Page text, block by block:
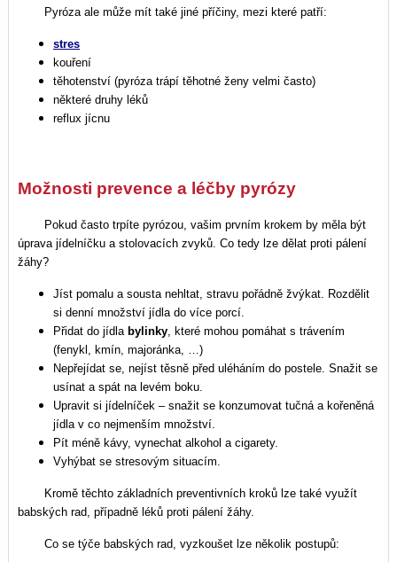
Pyróza ale může mít také jiné příčiny, mezi které patří:
stres
kouření
těhotenství (pyróza trápí těhotné ženy velmi často)
některé druhy léků
reflux jícnu
Možnosti prevence a léčby pyrózy
Pokud často trpíte pyrózou, vašim prvním krokem by měla být
úprava jídelníčku a stolovacích zvyků. Co tedy lze dělat proti pálení
žáhy?
Jíst pomalu a sousta nehltat, stravu pořádně žvýkat. Rozdělit
si denní množství jídla do více porcí.
Přidat do jídla bylinky , které mohou pomáhat s trávením
(fenykl, kmín, majoránka, …)
Nepřejídat se, nejíst těsně před uléháním do postele. Snažit se
usínat a spát na levém boku.
Upravit si jídelníček – snažit se konzumovat tučná a kořeněná
jídla v co nejmenším množství.
Pít méně kávy, vynechat alkohol a cigarety.
Vyhýbat se stresovým situacím.
Kromě těchto základních preventivních kroků lze také využít
babských rad, případně léků proti pálení žáhy.
Co se týče babských rad, vyzkoušet lze několik postupů: